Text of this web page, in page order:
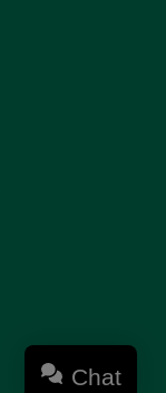
Chat